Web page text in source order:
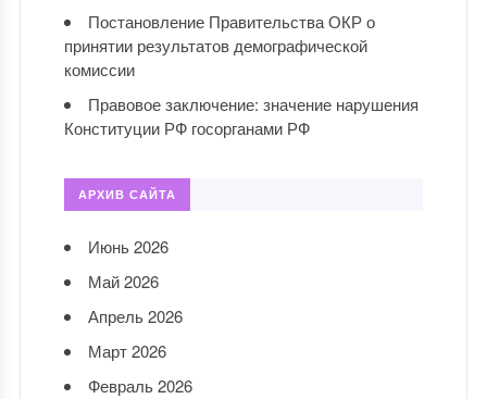
Постановление Правительства ОКР о
принятии результатов демографической
комиссии
Правовое заключение: значение нарушения
Конституции РФ госорганами РФ
АРХИВ САЙТА
Июнь 2026
Май 2026
Апрель 2026
Март 2026
Февраль 2026